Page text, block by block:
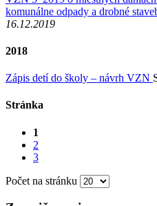
komunálne odpady a drobné
16.12.2019
2018
Zápis detí do školy – návrh VZN
Stránka
1
2
3
Počet na stránku